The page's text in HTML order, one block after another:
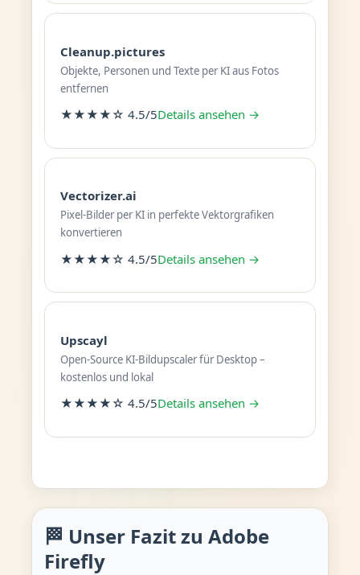
Cleanup.pictures
Objekte, Personen und Texte per KI aus Fotos
entfernen
★★★★☆ 4.5/5Details ansehen →
Vectorizer.ai
Pixel-Bilder per KI in perfekte Vektorgrafiken
konvertieren
★★★★☆ 4.5/5Details ansehen →
Upscayl
Open-Source KI-Bildupscaler für Desktop –
kostenlos und lokal
★★★★☆ 4.5/5Details ansehen →
🏁 Unser Fazit zu Adobe
Firefly